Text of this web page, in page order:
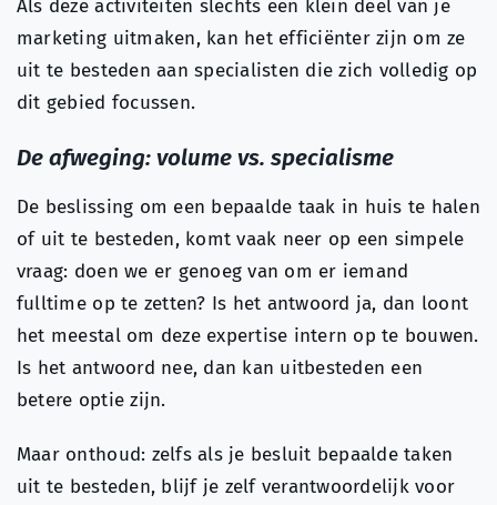
Als deze activiteiten slechts een klein deel van je
marketing uitmaken, kan het efficiënter zijn om ze
uit te besteden aan specialisten die zich volledig op
dit gebied focussen.
De afweging: volume vs. specialisme
De beslissing om een bepaalde taak in huis te halen
of uit te besteden, komt vaak neer op een simpele
vraag: doen we er genoeg van om er iemand
fulltime op te zetten? Is het antwoord ja, dan loont
het meestal om deze expertise intern op te bouwen.
Is het antwoord nee, dan kan uitbesteden een
betere optie zijn.
Maar onthoud: zelfs als je besluit bepaalde taken
uit te besteden, blijf je zelf verantwoordelijk voor